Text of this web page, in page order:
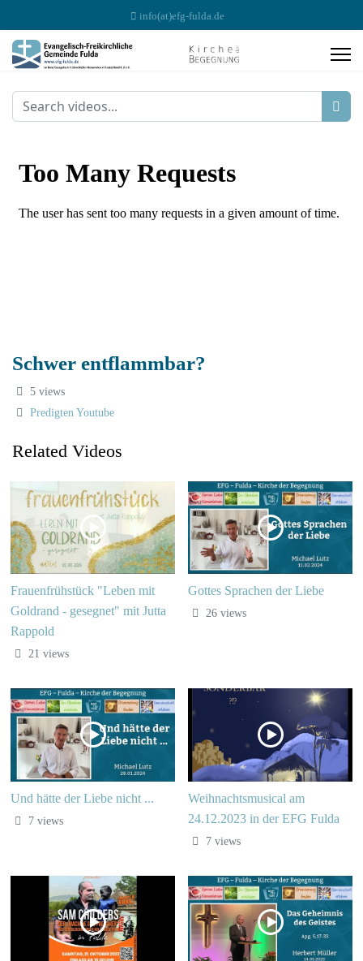
info(at)efg-fulda.de
Schwer entflammbar?
5 views
Predigten Youtube
Related Videos
Frauenfrühstück "Leben mit
Goldrand - gesegnet" mit Jutta
Rappold
21 views
Gottes Sprachen der Liebe
26 views
Und hätte der Liebe nicht ...
7 views
Weihnachtsmusical am
24.12.2023 in der EFG Fulda
7 views